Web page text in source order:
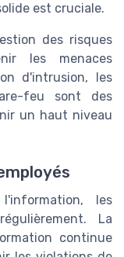
est cruciale.
des risques
les menaces
d'intrusion, les
feu sont des
un haut niveau
les
La
continue